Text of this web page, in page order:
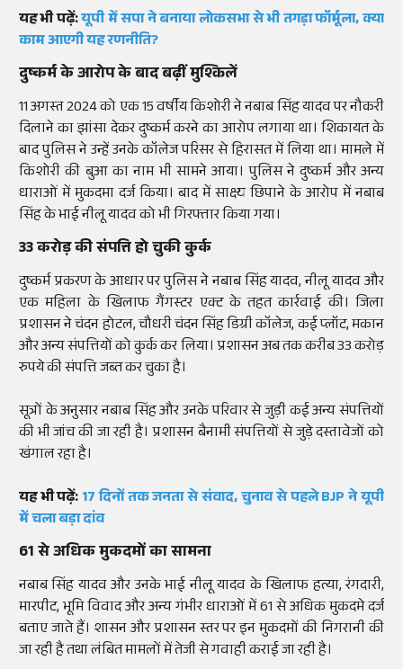
यह भी पढ़ें:यूपी में सपा ने बनाया लोकसभा से भी तगड़ा फॉर्मूला, क्या
काम आएगी यह रणनीति?
दुष्कर्म के आरोप के बाद बढ़ीं मुश्किलें
11 अगस्त 2024 को एक 15 वर्षीय किशोरी ने नबाब सिंह यादव पर नौकरी
दिलाने का झांसा देकर दुष्कर्म करने का आरोप लगाया था। शिकायत के
बाद पुलिस ने उन्हें उनके कॉलेज परिसर से हिरासत में लिया था। मामले में
किशोरी की बुआ का नाम भी सामने आया। पुलिस ने दुष्कर्म और अन्य
धाराओं में मुकदमा दर्ज किया। बाद में साक्ष्य छिपाने के आरोप में नबाब
सिंह के भाई नीलू यादव को भी गिरफ्तार किया गया।
33 करोड़ की संपत्ति हो चुकी कुर्क
दुष्कर्म प्रकरण के आधार पर पुलिस ने नबाब सिंह यादव, नीलू यादव और
एक महिला के खिलाफ गैंगस्टर एक्ट के तहत कार्रवाई की। जिला
प्रशासन ने चंदन होटल, चौधरी चंदन सिंह डिग्री कॉलेज, कई प्लॉट, मकान
और अन्य संपत्तियों को कुर्क कर लिया। प्रशासन अब तक करीब 33 करोड़
रुपये की संपत्ति जब्त कर चुका है।
सूत्रों के अनुसार नबाब सिंह और उनके परिवार से जुड़ी कई अन्य संपत्तियों
की भी जांच की जा रही है। प्रशासन बैनामी संपत्तियों से जुड़े दस्तावेजों को
खंगाल रहा है।
यह भी पढ़ें:17 दिनों तक जनता से संवाद, चुनाव से पहले BJP ने यूपी
में चला बड़ा दांव
61 से अधिक मुकदमों का सामना
नबाब सिंह यादव और उनके भाई नीलू यादव के खिलाफ हत्या, रंगदारी,
मारपीट, भूमि विवाद और अन्य गंभीर धाराओं में 61 से अधिक मुकदमे दर्ज
बताए जाते हैं। शासन और प्रशासन स्तर पर इन मुकदमों की निगरानी की
जा रही है तथा लंबित मामलों में तेजी से गवाही कराई जा रही है।